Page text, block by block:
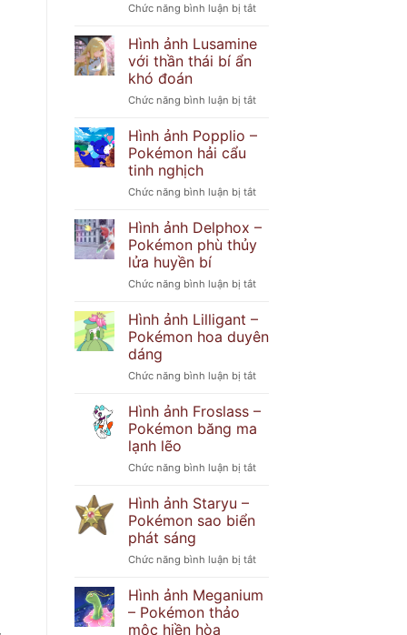
Chức năng bình luận bị tắtở
Dễ
Hình ảnh Lusamine
với thần thái bí ẩn
khó đoán
Chức năng bình luận bị tắtở
thái
Hình ảnh Popplio –
Pokémon hải cẩu
tinh nghịch
Chức năng bình luận bị tắtở
hải
nghịch
Hình ảnh Delphox –
Pokémon phù thủy
lửa huyền bí
Chức năng bình luận bị tắtở
Delphox
–
phù
bí
Hình ảnh Lilligant –
Pokémon hoa duyên
dáng
Chức năng bình luận bị tắtở
–
hoa
Hình ảnh Froslass –
Pokémon băng ma
lạnh lẽo
Chức năng bình luận bị tắtở
băng
lạnh
Hình ảnh Staryu –
Pokémon sao biển
phát sáng
Chức năng bình luận bị tắtở
ảnh
Hình ảnh Meganium
– Pokémon thảo
mộc hiền hòa